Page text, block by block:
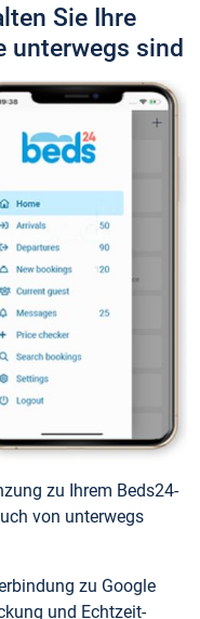
Sie Ihre
unterwegs sind
zu Ihrem Beds24-
von unterwegs
zu Google
und Echtzeit-